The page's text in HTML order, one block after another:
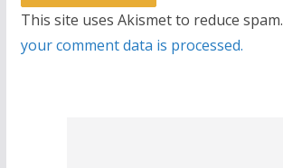
This site uses Akismet to reduce spam.
your comment data is processed.